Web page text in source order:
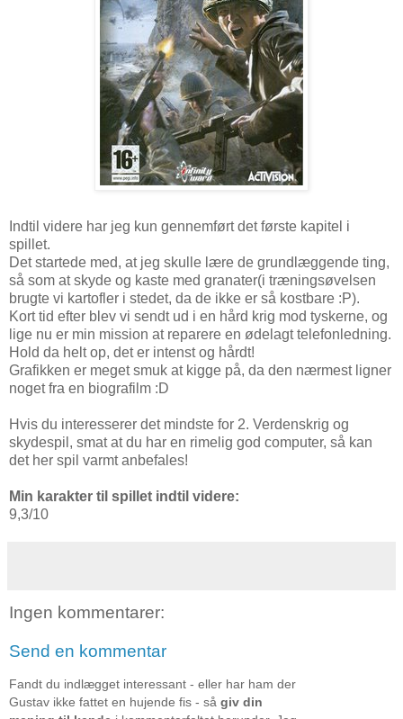
Indtil videre har jeg kun gennemført det første kapitel i
spillet.
Det startede med, at jeg skulle lære de grundlæggende ting,
så som at skyde og kaste med granater(i træningsøvelsen
brugte vi kartofler i stedet, da de ikke er så kostbare :P).
Kort tid efter blev vi sendt ud i en hård krig mod tyskerne, og
lige nu er min mission at reparere en ødelagt telefonledning.
Hold da helt op, det er intenst og hårdt!
Grafikken er meget smuk at kigge på, da den nærmest ligner
noget fra en biografilm :D
Hvis du interesserer det mindste for 2. Verdenskrig og
skydespil, smat at du har en rimelig god computer, så kan
det her spil varmt anbefales!
Min karakter til spillet indtil videre:
9,3/10
Ingen kommentarer:
Send en kommentar
Fandt du indlægget interessant - eller har ham der
Gustav ikke fattet en hujende fis - så giv din